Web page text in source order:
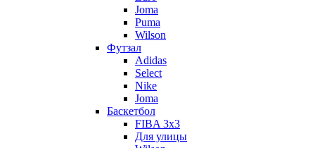
Joma
Puma
Wilson
Футзал
Adidas
Select
Nike
Joma
Баскетбол
FIBA 3x3
Для улицы